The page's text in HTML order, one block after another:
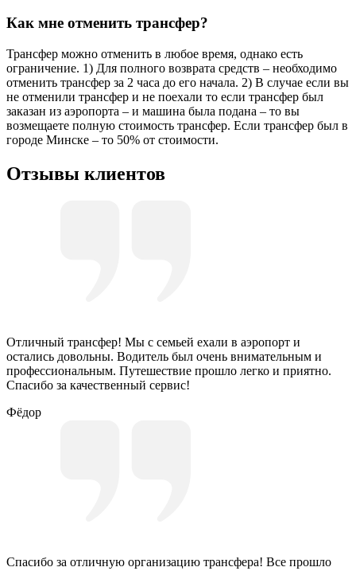
Как мне отменить трансфер?
Трансфер можно отменить в любое время, однако есть
ограничение. 1) Для полного возврата средств – необходимо
отменить трансфер за 2 часа до его начала. 2) В случае если вы
не отменили трансфер и не поехали то если трансфер был
заказан из аэропорта – и машина была подана – то вы
возмещаете полную стоимость трансфер. Если трансфер был в
городе Минске – то 50% от стоимости.
Отзывы клиентов
Отличный трансфер! Мы с семьей ехали в аэропорт и
остались довольны. Водитель был очень внимательным и
профессиональным. Путешествие прошло легко и приятно.
Спасибо за качественный сервис!
Фёдор
Спасибо за отличную организацию трансфера! Все прошло